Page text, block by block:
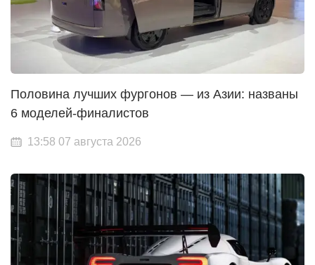
Половина лучших фургонов — из Азии: названы
6 моделей-финалистов
13:58 07 августа 2026